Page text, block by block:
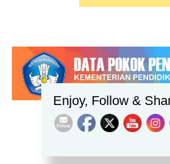
Enjoy, Follow &
Set Youtube Channel ID